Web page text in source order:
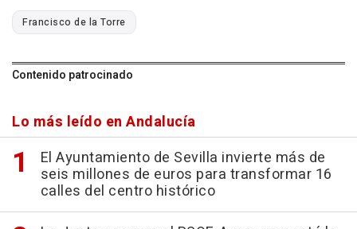
Francisco de la Torre
Contenido patrocinado
Lo más leído en Andalucía
El Ayuntamiento de Sevilla invierte más de
seis millones de euros para transformar 16
calles del centro histórico